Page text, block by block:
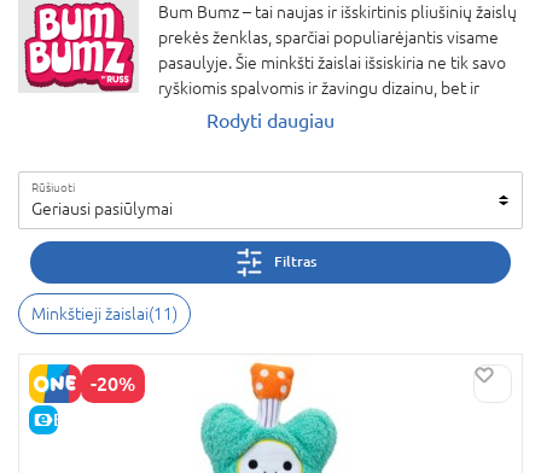
Bum Bumz – tai naujas ir išskirtinis pliušinių žaislų
prekės ženklas, sparčiai populiarėjantis visame
pasaulyje. Šie minkšti žaislai išsiskiria ne tik savo
ryškiomis spalvomis ir žavingu dizainu, bet ir
unikaliomis tekstūromis bei kolekcinėmis
Bumz pliušinis žaislas yra aukštos kokybės,
pagamintas iš itin minkštų medžiagų, todėl puikiai
tinka apsikabinimams ir žaidimams. Kolekciniai
žaislai pasižymi ribotu leidimu, todėl jie tampa
geidžiama dovana ir vertinga kolekcijos dalimi.
Rodyti daugiau
Rūšiuoti
Geriausi pasiūlymai
Filtras
Minkštieji žaislai(11)
-20%
E-KAINA